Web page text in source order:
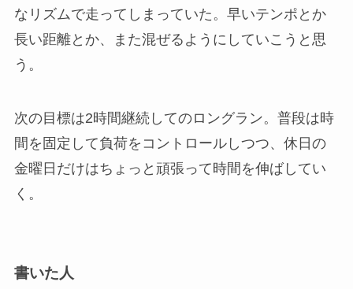
なリズムで走ってしまっていた。早いテンポとか
長い距離とか、また混ぜるようにしていこうと思
う。
次の目標は2時間継続してのロングラン。普段は時
間を固定して負荷をコントロールしつつ、休日の
金曜日だけはちょっと頑張って時間を伸ばしてい
く。
書いた人